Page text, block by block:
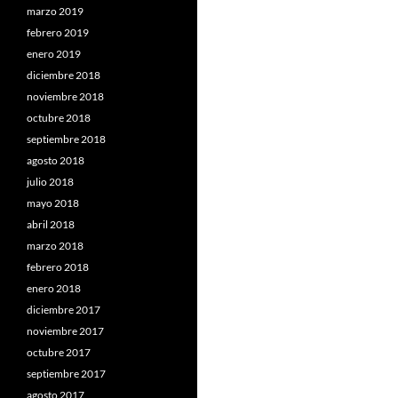
marzo 2019
febrero 2019
enero 2019
diciembre 2018
noviembre 2018
octubre 2018
septiembre 2018
agosto 2018
julio 2018
mayo 2018
abril 2018
marzo 2018
febrero 2018
enero 2018
diciembre 2017
noviembre 2017
octubre 2017
septiembre 2017
agosto 2017